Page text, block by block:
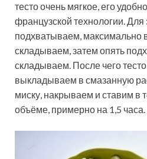
тесто очень мягкое, его
французской технологии. Для
подхватываем, максимально
складываем, затем опять
складываем. После чего
выкладываем в смазанную
миску, накрываем и ставим в
объёме, примерно на 1,5 часа.